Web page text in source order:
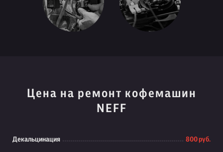
Цена на ремонт кофемашин
NEFF
Декальцинация 800 руб.